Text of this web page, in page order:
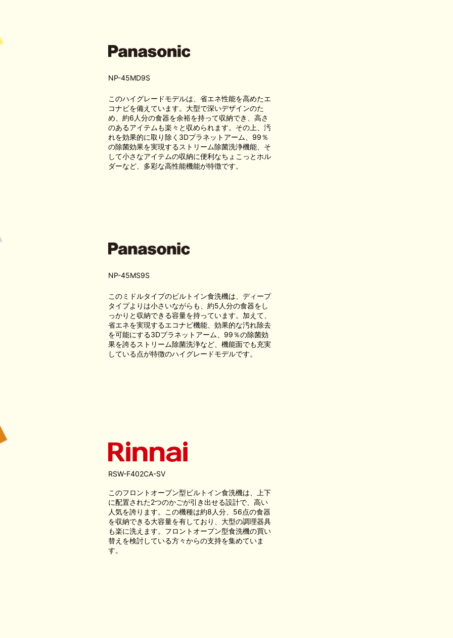
このハイグレードモデルは、省エネ性能を高めたエ
コナビを備えています。大型で深いデザインのた
め、約6人分の食器を余裕を持って収納でき、高さ
のあるアイテムも楽々と収められます。その上、汚
れを効果的に取り除く3Dプラネットアーム、99％
の除菌効果を実現するストリーム除菌洗浄機能、そ
して小さなアイテムの収納に便利なちょこっとホル
ダーなど、多彩な高性能機能が特徴です。
NP-45MD9S
このミドルタイプのビルトイン食洗機は、ディープ
タイプよりは小さいながらも、約5人分の食器をし
っかりと収納できる容量を持っています。加えて、
省エネを実現するエコナビ機能、効果的な汚れ除去
を可能にする3Dプラネットアーム、99％の除菌効
果を誇るストリーム除菌洗浄など、機能面でも充実
している点が特徴のハイグレードモデルです。
NP-45MS9S
このフロントオープン型ビルトイン食洗機は、上下
に配置された2つのかごが引き出せる設計で、高い
人気を誇ります。この機種は約8人分、56点の食器
を収納できる大容量を有しており、大型の調理器具
も楽に洗えます。フロントオープン型食洗機の買い
替えを検討している方々からの支持を集めていま
す。
RSW-F402CA-SV